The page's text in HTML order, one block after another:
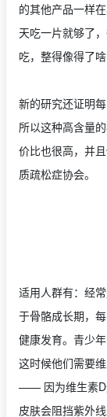
的其他产品一样
天吃一片就够了
吃，整得像得了
新的研究还证明
所以这种高含量
价比也很高，并
质疏松症协会。
适用人群有：经
于骨骼成长期，
健康发育。青少
这时候他们需要
—— 因为维生素D
皮肤会阻挡紫外